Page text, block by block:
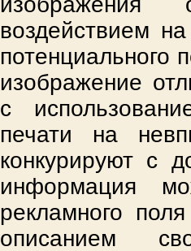
воздействием
потенциального
изображение
с
печати на
конкурируют с
информация
рекламного
описанием